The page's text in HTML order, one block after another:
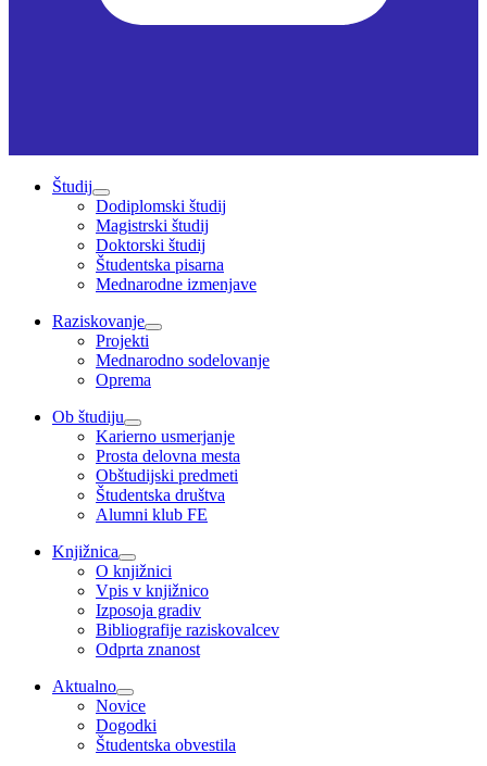
Študij
Dodiplomski študij
Magistrski študij
Doktorski študij
Študentska pisarna
Mednarodne izmenjave
Raziskovanje
Projekti
Mednarodno sodelovanje
Oprema
Ob študiju
Karierno usmerjanje
Prosta delovna mesta
Obštudijski predmeti
Študentska društva
Alumni klub FE
Knjižnica
O knjižnici
Vpis v knjižnico
Izposoja gradiv
Bibliografije raziskovalcev
Odprta znanost
Aktualno
Novice
Dogodki
Študentska obvestila